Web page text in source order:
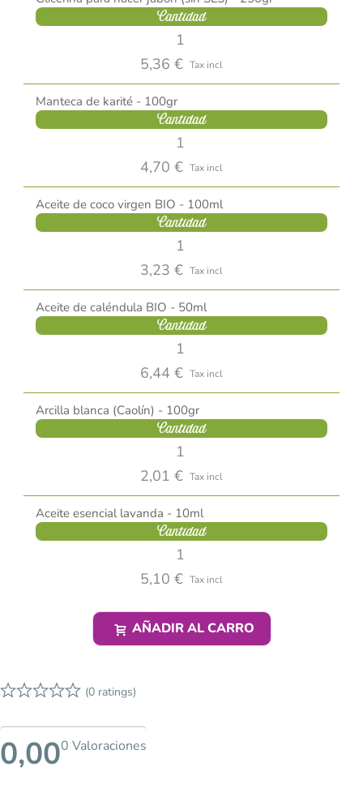
Cantidad
5,36 € Tax incl
Manteca de karité - 100gr
Cantidad
4,70 € Tax incl
Aceite de coco virgen BIO - 100ml
Cantidad
3,23 € Tax incl
Aceite de caléndula BIO - 50ml
Cantidad
6,44 € Tax incl
Arcilla blanca (Caolín) - 100gr
Cantidad
2,01 € Tax incl
Aceite esencial lavanda - 10ml
Cantidad
5,10 € Tax incl
AÑADIR AL CARRO
(0 ratings)
0,000 Valoraciones